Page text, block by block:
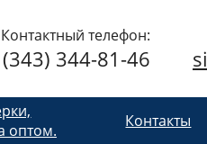
Контактный телефон:
344-81-46
оптом.
Контакты